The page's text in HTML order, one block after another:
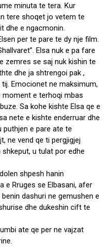
minuta te tera. Kur
tere shoqet jo vetem te
dhe e ngacmonin.
per te pare te dy nje film.
Elsa nuk e pa fare
zemres se saj nuk kishin te
dhe ja shtrengoi pak ,
Emocionet ne maksimum,
moment e terhoqi mbas
Sa kohe kishte Elsa qe e
nete e kishte enderruar dhe
puthjen e pare ate te
ne vend qe ti pergjigjej
u tulat por edhe
shpesh hanin
e Rruges se Elbasani, afer
dashuri ne gemushen e
dhe dukeshin cift te
ate qe per ne vajzat